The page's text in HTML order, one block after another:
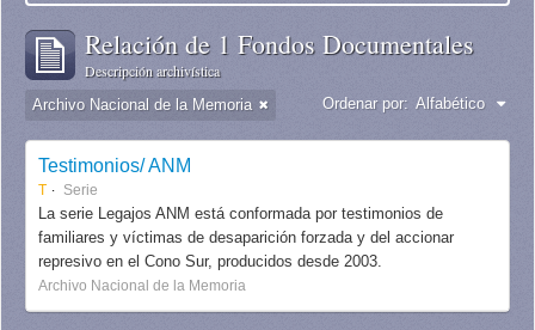
Relación de 1 Fondos Documentales
Descripción archivística
Archivo Nacional de la Memoria Ordenar por: Alfabético
Testimonios/ ANM
T Serie
La serie Legajos ANM está conformada por testimonios de
familiares y víctimas de desaparición forzada y del accionar
represivo en el Cono Sur, producidos desde 2003.
Archivo Nacional de la Memoria